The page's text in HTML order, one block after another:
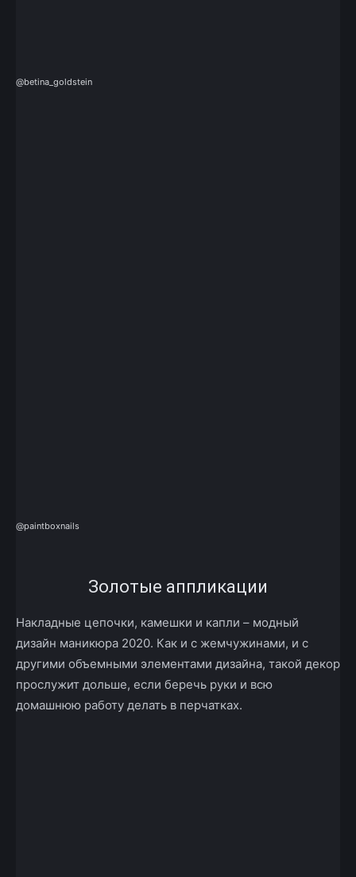
@betina_goldstein
@paintboxnails
Золотые аппликации
Накладные цепочки, камешки и капли – модный
дизайн маникюра 2020. Как и с жемчужинами, и с
другими объемными элементами дизайна, такой декор
прослужит дольше, если беречь руки и всю
домашнюю работу делать в перчатках.